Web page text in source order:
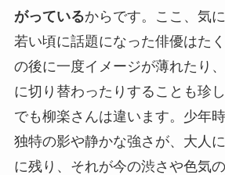
がっているからです。ここ、気
若い頃に話題になった俳優はた
の後に一度イメージが薄れたり
に切り替わったりすることも珍
でも柳楽さんは違います。少年
独特の影や静かな強さが、大人
に残り、それが今の渋さや色気